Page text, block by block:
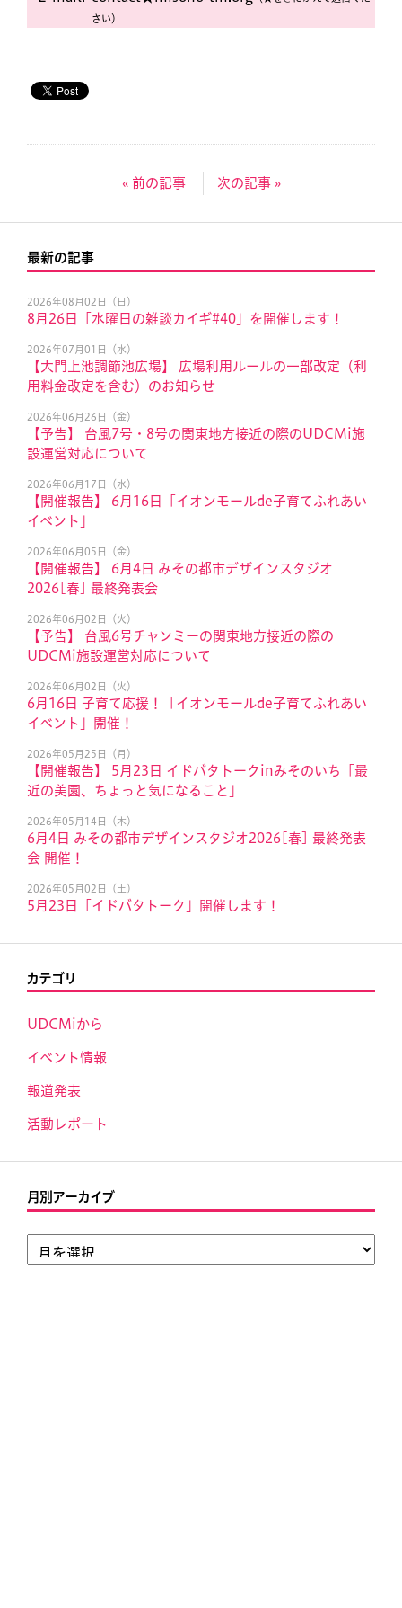
さい）
« 前の記事 次の記事 »
最新の記事
2026年08月02日（日）
8月26日「水曜日の雑談カイギ#40」を開催します！
2026年07月01日（水）
【大門上池調節池広場】 広場利用ルールの一部改定（利
用料金改定を含む）のお知らせ
2026年06月26日（金）
【予告】 台風7号・8号の関東地方接近の際のUDCMi施
設運営対応について
2026年06月17日（水）
【開催報告】 6月16日「イオンモールde子育てふれあい
イベント」
2026年06月05日（金）
【開催報告】 6月4日 みその都市デザインスタジオ
2026[春] 最終発表会
2026年06月02日（火）
【予告】 台風6号チャンミーの関東地方接近の際の
UDCMi施設運営対応について
2026年06月02日（火）
6月16日 子育て応援！「イオンモールde子育てふれあい
イベント」開催！
2026年05月25日（月）
【開催報告】 5月23日 イドバタトークinみそのいち「最
近の美園、ちょっと気になること」
2026年05月14日（木）
6月4日 みその都市デザインスタジオ2026[春] 最終発表
会 開催！
2026年05月02日（土）
5月23日「イドバタトーク」開催します！
カテゴリ
UDCMiから
イベント情報
報道発表
活動レポート
月別アーカイブ